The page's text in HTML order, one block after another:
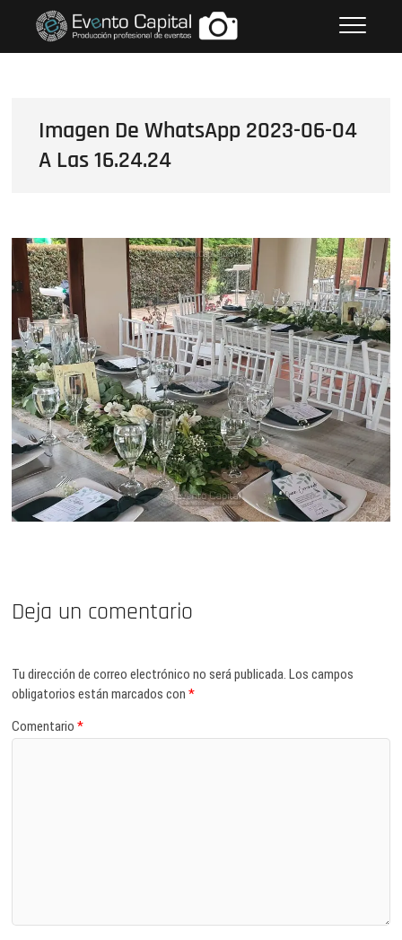
contenido
FOTOS GRUPO EMPRESARIAL
Imagen De WhatsApp 2023-06-04
A Las 16.24.24
Deja un comentario
Tu dirección de correo electrónico no será publicada. Los campos
obligatorios están marcados con*
Comentario*